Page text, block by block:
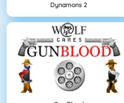
Dynamons 2